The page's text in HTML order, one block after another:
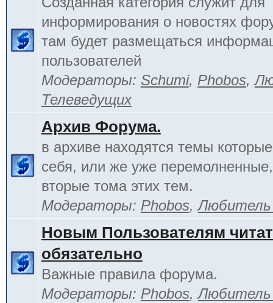
информирования о новостях
там будет размещаться
пользователей
Модераторы: Schumi, Phobos,
Телеведущих
Архив Форума.
в архиве находятся темы
себя, или же уже
вторые тома этих тем.
Модераторы: Phobos,Любитель
Новым Пользователям
обязательно
Важные правила форума.
Модераторы: Phobos,Любитель